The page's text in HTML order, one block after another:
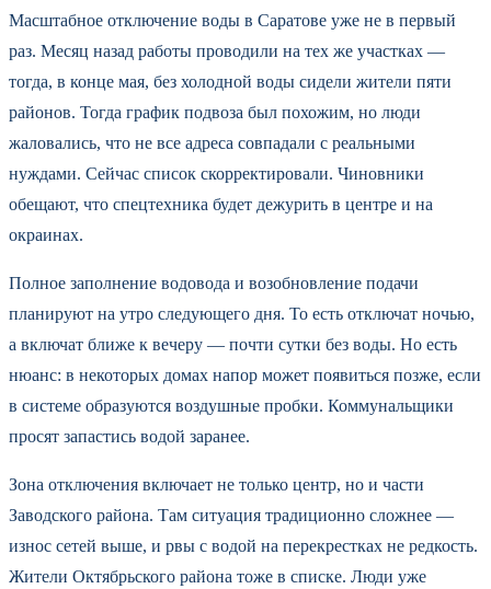
Масштабное отключение воды в Саратове уже не в первый
раз. Месяц назад работы проводили на тех же участках —
тогда, в конце мая, без холодной воды сидели жители пяти
районов. Тогда график подвоза был похожим, но люди
жаловались, что не все адреса совпадали с реальными
нуждами. Сейчас список скорректировали. Чиновники
обещают, что спецтехника будет дежурить в центре и на
окраинах.
Полное заполнение водовода и возобновление подачи
планируют на утро следующего дня. То есть отключат ночью,
а включат ближе к вечеру — почти сутки без воды. Но есть
нюанс: в некоторых домах напор может появиться позже, если
в системе образуются воздушные пробки. Коммунальщики
просят запастись водой заранее.
Зона отключения включает не только центр, но и части
Заводского района. Там ситуация традиционно сложнее —
износ сетей выше, и рвы с водой на перекрестках не редкость.
Жители Октябрьского района тоже в списке. Люди уже